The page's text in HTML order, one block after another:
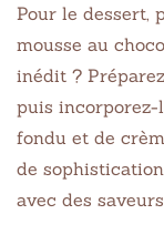
Pour le dessert,
mousse au
inédit ?
puis incorporez-
fondu et de
de
avec des